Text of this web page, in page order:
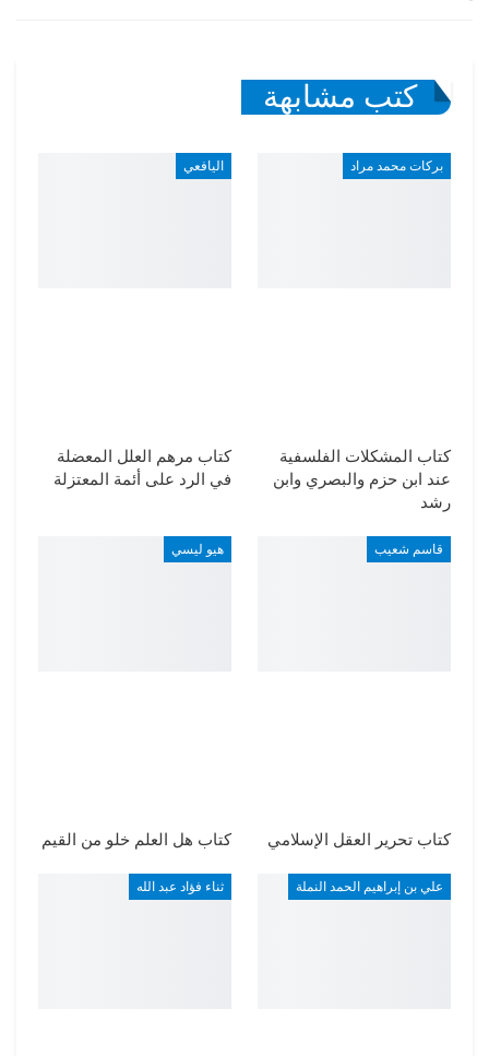
كتب مشابهة
بركات محمد مراد
كتاب المشكلات الفلسفية
عند ابن حزم والبصري وابن
رشد
اليافعي
كتاب مرهم العلل المعضلة
في الرد على أئمة المعتزلة
قاسم شعيب
كتاب تحرير العقل الإسلامي
هيو ليسي
كتاب هل العلم خلو من القيم
علي بن إبراهيم الحمد النملة ثناء فؤاد عبد الله